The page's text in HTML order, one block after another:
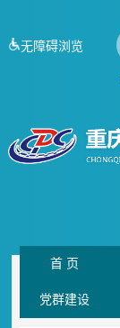
无障碍浏览
首 页
党群建设